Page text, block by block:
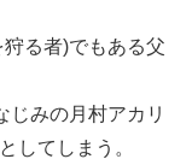
る者)でもある父
じみの月村アカリ
してしまう 。